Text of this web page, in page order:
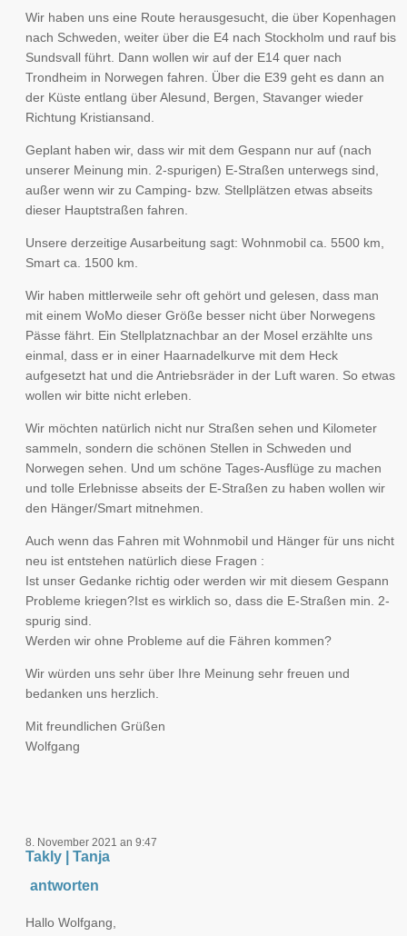
Wir haben uns eine Route herausgesucht, die über Kopenhagen
nach Schweden, weiter über die E4 nach Stockholm und rauf bis
Sundsvall führt. Dann wollen wir auf der E14 quer nach
Trondheim in Norwegen fahren. Über die E39 geht es dann an
der Küste entlang über Alesund, Bergen, Stavanger wieder
Richtung Kristiansand.
Geplant haben wir, dass wir mit dem Gespann nur auf (nach
unserer Meinung min. 2-spurigen) E-Straßen unterwegs sind,
außer wenn wir zu Camping- bzw. Stellplätzen etwas abseits
dieser Hauptstraßen fahren.
Unsere derzeitige Ausarbeitung sagt: Wohnmobil ca. 5500 km,
Smart ca. 1500 km.
Wir haben mittlerweile sehr oft gehört und gelesen, dass man
mit einem WoMo dieser Größe besser nicht über Norwegens
Pässe fährt. Ein Stellplatznachbar an der Mosel erzählte uns
einmal, dass er in einer Haarnadelkurve mit dem Heck
aufgesetzt hat und die Antriebsräder in der Luft waren. So etwas
wollen wir bitte nicht erleben.
Wir möchten natürlich nicht nur Straßen sehen und Kilometer
sammeln, sondern die schönen Stellen in Schweden und
Norwegen sehen. Und um schöne Tages-Ausflüge zu machen
und tolle Erlebnisse abseits der E-Straßen zu haben wollen wir
den Hänger/Smart mitnehmen.
Auch wenn das Fahren mit Wohnmobil und Hänger für uns nicht
neu ist entstehen natürlich diese Fragen :
Ist unser Gedanke richtig oder werden wir mit diesem Gespann
Probleme kriegen?Ist es wirklich so, dass die E-Straßen min. 2-
spurig sind.
Werden wir ohne Probleme auf die Fähren kommen?
Wir würden uns sehr über Ihre Meinung sehr freuen und
bedanken uns herzlich.
Mit freundlichen Grüßen
Wolfgang
8. November 2021 an 9:47
Takly | Tanja
antworten
Hallo Wolfgang,